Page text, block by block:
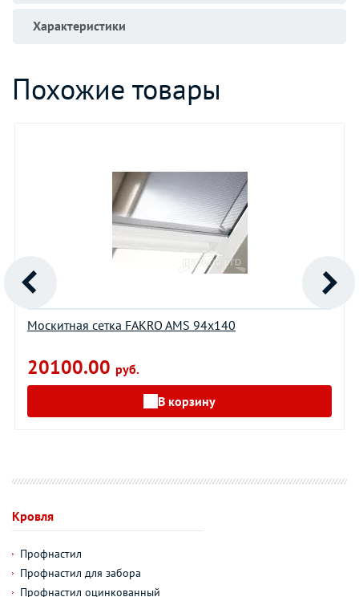
Характеристики
Похожие товары
Москитная сетка FAKRO AMS 94х140
20100.00 руб.
В корзину
Кровля
Профнастил
Профнастил для забора
Профнастил оцинкованный